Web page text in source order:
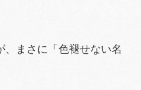
、まさに「色褪せない名